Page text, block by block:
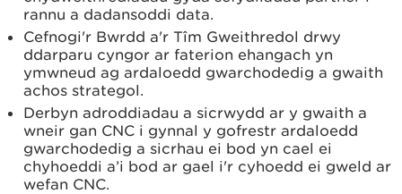
rannu a dadansoddi data.
Cefnogi'r Bwrdd a'r Tîm Gweithredol drwy
ddarparu cyngor ar faterion ehangach yn
ymwneud ag ardaloedd gwarchodedig a gwaith
achos strategol.
Derbyn adroddiadau a sicrwydd ar y gwaith a
wneir gan CNC i gynnal y gofrestr ardaloedd
gwarchodedig a sicrhau ei bod yn cael ei
chyhoeddi a’i bod ar gael i'r cyhoedd ei gweld ar
wefan CNC.